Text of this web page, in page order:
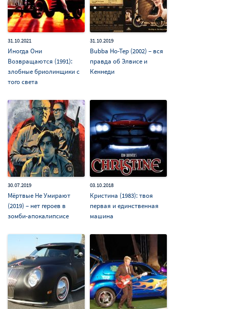
31.10.2021
Иногда Они
Возвращаются (1991):
злобные бриолинщики с
того света
31.10.2019
Bubba Ho-Tep (2002) – вся
правда об Элвисе и
Кеннеди
30.07.2019
Мёртвые Не Умирают
(2019) – нет героев в
зомби-апокалипсисе
03.10.2018
Кристина (1983): твоя
первая и единственная
машина